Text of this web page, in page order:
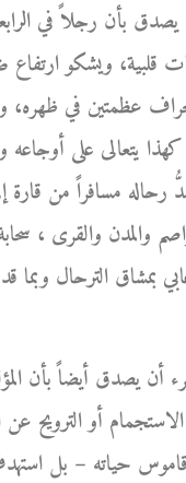
بأن رجلاً في
قلبية، ويشكو
عظمتين في ظهره،
كهذا يتعالى على
رحاله مسافراً من قارة
والمدن والقرى ،
بمشاق الترحال وبما قد
أن يصدق أيضاً بأن
أو الترويح
قاموس حياته – بل